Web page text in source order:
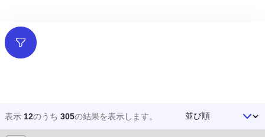
フィルター
表示 12のうち 305の結果を表示します。 並び順